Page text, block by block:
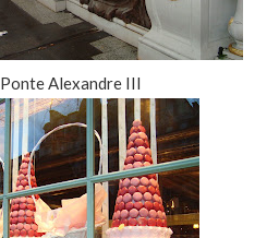
Ponte Alexandre III